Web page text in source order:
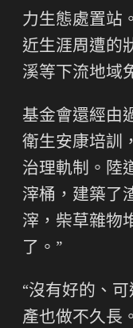
力生態處置站
近生涯周遭的
溪等下流地域
基金會還經由
衛生安康培訓
治理軌制。陸
滓桶，建築了
滓，柴草雜物
了。”
“沒有好的、
產也做不久長